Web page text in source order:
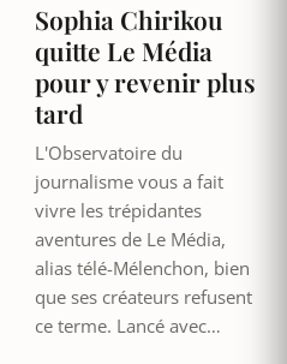
Sophia Chirikou
quitte Le Média
pour y revenir plus
tard
L'Observatoire du
journalisme vous a fait
vivre les trépidantes
aventures de Le Média,
alias télé-Mélenchon, bien
que ses créateurs refusent
ce terme. Lancé avec…